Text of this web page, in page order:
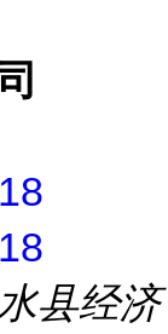
县经济